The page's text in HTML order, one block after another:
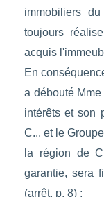
immobiliers
toujours
acquis
En
a débouté
intérêts et son
C... et le
la région de
garantie, sera
(arrêt, p. 8) ;